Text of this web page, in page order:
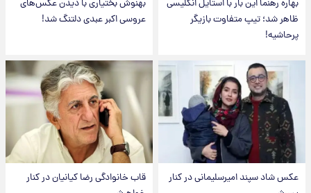
بهاره رهنما این بار با استایل انگلیسی
ظاهر شد؛ تیپ متفاوت بازیگر
پرحاشیه!
بهنوش بختیاری با دیدن عکس‌های
عروسی اکبر عبدی دلتنگ شد!
عکس شاد سپند امیرسلیمانی در کنار
قاب خانوادگی رضا کیانیان در کنار